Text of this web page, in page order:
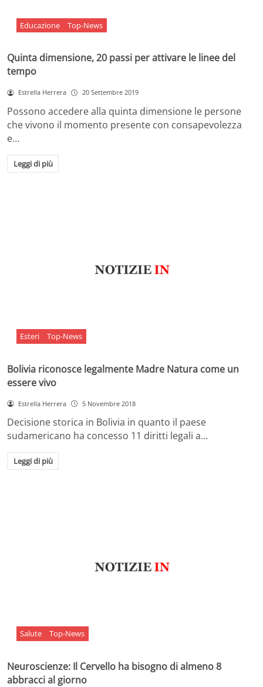
Educazione Top-News
Quinta dimensione, 20 passi per attivare le linee del
tempo
Estrella Herrera 20 Settembre 2019
Possono accedere alla quinta dimensione le persone
che vivono il momento presente con consapevolezza
e…
Leggi di più
Esteri Top-News
Bolivia riconosce legalmente Madre Natura come un
essere vivo
Estrella Herrera 5 Novembre 2018
Decisione storica in Bolivia in quanto il paese
sudamericano ha concesso 11 diritti legali a…
Leggi di più
Salute Top-News
Neuroscienze: Il Cervello ha bisogno di almeno 8
abbracci al giorno